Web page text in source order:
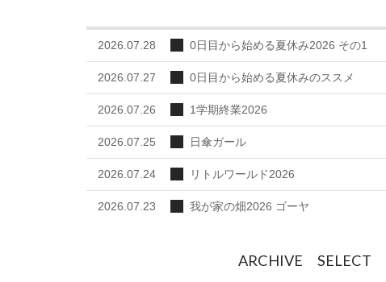
2026.07.28 0日目から始める夏休み2026 その1
2026.07.27 0日目から始める夏休みのススメ
2026.07.26 1学期終業2026
2026.07.25 日傘ガール
2026.07.24 リトルワールド2026
2026.07.23 我が家の畑2026 ゴーヤ
ARCHIVE SELECT